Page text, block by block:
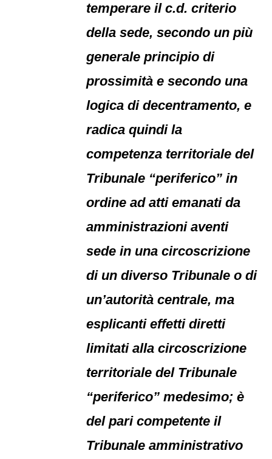
temperare il c.d. criterio
della sede, secondo un più
generale principio di
prossimità e secondo una
logica di decentramento, e
radica quindi la
competenza territoriale del
Tribunale “periferico” in
ordine ad atti emanati da
amministrazioni aventi
sede in una circoscrizione
di un diverso Tribunale o di
un’autorità centrale, ma
esplicanti effetti diretti
limitati alla circoscrizione
territoriale del Tribunale
“periferico” medesimo; è
del pari competente il
Tribunale amministrativo